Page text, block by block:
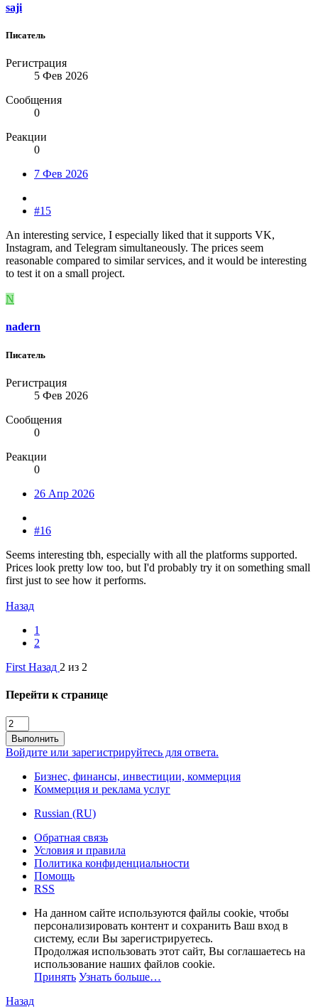
saji
Писатель
Регистрация
5 Фев 2026
Сообщения
0
Реакции
0
7 Фев 2026
#15
An interesting service, I especially liked that it supports VK,
Instagram, and Telegram simultaneously. The prices seem
reasonable compared to similar services, and it would be interesting
to test it on a small project.
N
nadern
Писатель
Регистрация
5 Фев 2026
Сообщения
0
Реакции
0
26 Апр 2026
#16
Seems interesting tbh, especially with all the platforms supported.
Prices look pretty low too, but I'd probably try it on something small
first just to see how it performs.
Назад
1
2
First Назад 2 из 2
Перейти к странице
Выполнить
Войдите или зарегистрируйтесь для ответа.
Бизнес, финансы, инвестиции, коммерция
Коммерция и реклама услуг
Russian (RU)
Обратная связь
Условия и правила
Политика конфиденциальности
Помощь
RSS
На данном сайте используются файлы cookie, чтобы
персонализировать контент и сохранить Ваш вход в
систему, если Вы зарегистрируетесь.
Продолжая использовать этот сайт, Вы соглашаетесь на
использование наших файлов cookie.
Принять Узнать больше…
Назад